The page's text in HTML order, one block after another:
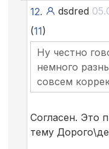
12. dsdred
(11)
Ну честно
немного
совсем
Согласен. Это
тему